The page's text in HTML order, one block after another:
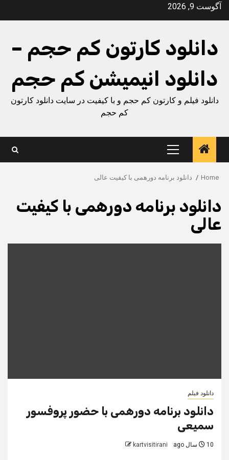
Skipآگوست 9, 2026
دانلود کارتون کم حجم –
دانلود انیمیشن کم حجم
دانلود فیلم و کارتون کم حجم و با کیفیت در سایت دانلود کارتون
کم حجم
Primary
Menu
Home دانلود برنامه دورهمی با کیفیت عالی
دانلود برنامه دورهمی با کیفیت
عالی
دانلود فیلم
دانلود برنامه دورهمی با حضور پروفسور
سميعی
10 سال ago kartvisitirani